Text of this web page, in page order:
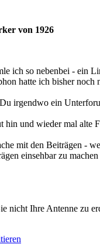
von 1926
ich so nebenbei - ein
hatte ich bisher noch
irgendwo ein
hin und wieder mal alte
mit den Beiträgen -
einsehbar zu machen
nicht Ihre Antenne zu